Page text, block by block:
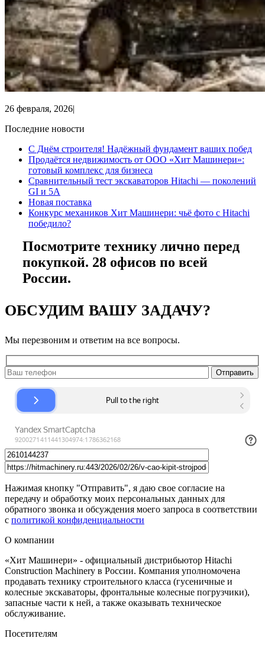
26 февраля, 2026|
Последние новости
С Днём строителя! Надёжный фундамент ваших побед
Продаётся недвижимость от ООО «Хит Машинери»:
готовый комплекс для бизнеса
Сравнительный тест экскаваторов Hitachi — поколений
GI и 5A
Новая поставка
Конкурс механиков Хит Машинери: чьё фото с Hitachi
победило?
Посмотрите технику лично перед
покупкой. 28 офисов по всей
России.
ОБСУДИМ ВАШУ ЗАДАЧУ?
Мы перезвоним и ответим на все вопросы.
Нажимая кнопку "Отправить", я даю свое согласие на
передачу и обработку моих персональных данных для
обратного звонка и обсуждения моего запроса в соответствии
с политикой конфиденциальности
О компании
«Хит Машинери» - официальный дистрибьютор Hitachi
Construction Machinery в России. Компания уполномочена
продавать технику строительного класса (гусеничные и
колесные экскаваторы, фронтальные колесные погрузчики),
запасные части к ней, а также оказывать техническое
обслуживание.
Посетителям